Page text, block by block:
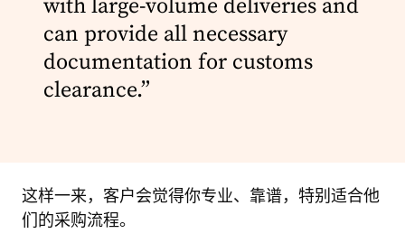
with large-volume deliveries and
can provide all necessary
documentation for customs
clearance.”
这样一来，客户会觉得你专业、靠谱，特别适合他
们的采购流程。